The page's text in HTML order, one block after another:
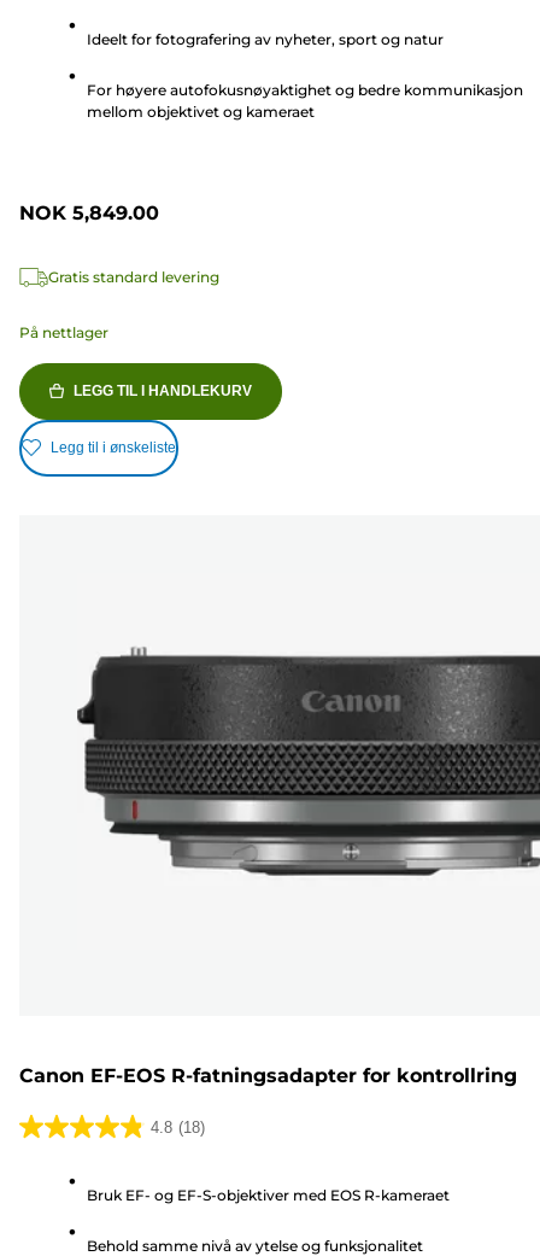
stjerner.
omtaler
Ideelt for fotografering av nyheter, sport og natur
For høyere autofokusnøyaktighet og bedre kommunikasjon
mellom objektivet og kameraet
NOK 5,849.00
Gratis standard levering
På nettlager
LEGG TIL I HANDLEKURV
Legg til i ønskeliste
Canon EF-EOS R-fatningsadapter for kontrollring
4.8 (18)
4.8
stjerner.
Bruk EF- og EF-S-objektiver med EOS R-kameraet
Behold samme nivå av ytelse og funksjonalitet